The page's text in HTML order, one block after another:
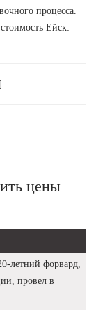
процесса.
Ейск:
цены
летний форвард,
провел в